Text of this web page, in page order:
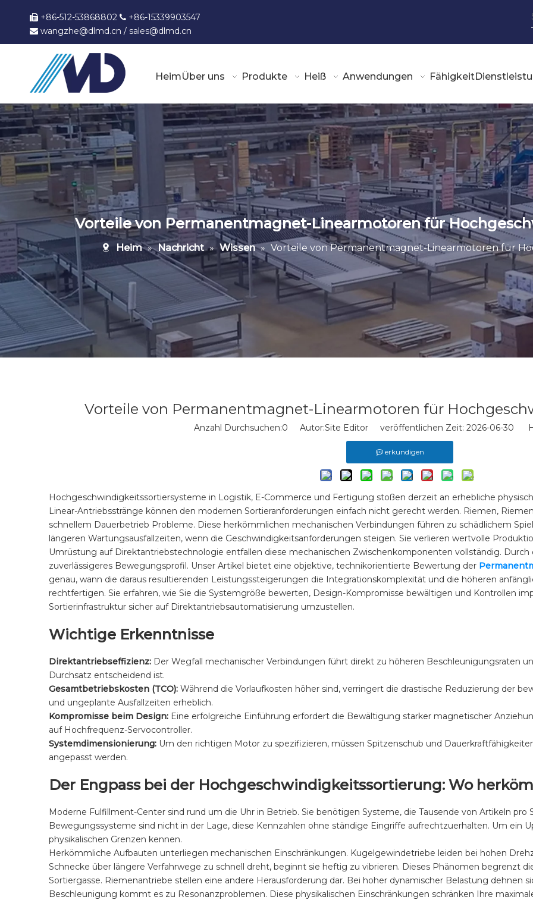
 +86-512-53868802  +86-15339903547
 wangzhe@dlmd.cn / sales@dlmd.cn
HeimÜber uns Produkte Heiß Anwendungen Fähigkeit
Vorteile von Permanentmagnet-Linearmotoren für
Heim » Nachricht » Wissen » Vorteile von Permanentmagnet-Linearmotoren für
Vorteile von Permanentmagnet-Linearmotoren für
Anzahl Durchsuchen:0 Autor:Site Editor veröffentlichen Zeit: 2026-06-30
erkundigen
Hochgeschwindigkeitssortiersysteme in Logistik, E-Commerce und Fertigung stoßen derzeit an erhebliche
Linear-Antriebsstränge können den modernen Sortieranforderungen einfach nicht gerecht werden. Riemen,
schnellem Dauerbetrieb Probleme. Diese herkömmlichen mechanischen Verbindungen führen zu schädlichem
längeren Wartungsausfallzeiten, wenn die Geschwindigkeitsanforderungen steigen. Sie verlieren wertvolle
Umrüstung auf Direktantriebstechnologie entfallen diese mechanischen Zwischenkomponenten vollständig.
zuverlässigeres Bewegungsprofil. Unser Artikel bietet eine objektive, technikorientierte Bewertung der
genau, wann die daraus resultierenden Leistungssteigerungen die Integrationskomplexität und die höheren
rechtfertigen. Sie erfahren, wie Sie die Systemgröße bewerten, Design-Kompromisse bewältigen und Kontrollen
Sortierinfrastruktur sicher auf Direktantriebsautomatisierung umzustellen.
Wichtige Erkenntnisse
Direktantriebseffizienz: Der Wegfall mechanischer Verbindungen führt direkt zu höheren Beschleunigungsraten
Durchsatz entscheidend ist.
Gesamtbetriebskosten (TCO): Während die Vorlaufkosten höher sind, verringert die drastische Reduzierung der
und ungeplante Ausfallzeiten erheblich.
Kompromisse beim Design: Eine erfolgreiche Einführung erfordert die Bewältigung starker magnetischer
auf Hochfrequenz-Servocontroller.
Systemdimensionierung: Um den richtigen Motor zu spezifizieren, müssen Spitzenschub und
angepasst werden.
Der Engpass bei der Hochgeschwindigkeitssortierung: Wo
Moderne Fulfillment-Center sind rund um die Uhr in Betrieb. Sie benötigen Systeme, die Tausende von Artikeln
Bewegungssysteme sind nicht in der Lage, diese Kennzahlen ohne ständige Eingriffe aufrechtzuerhalten. Um ein
physikalischen Grenzen kennen.
Herkömmliche Aufbauten unterliegen mechanischen Einschränkungen. Kugelgewindetriebe leiden bei hohen
Schnecke über längere Verfahrwege zu schnell dreht, beginnt sie heftig zu vibrieren. Dieses Phänomen begrenzt
Sortiergasse. Riemenantriebe stellen eine andere Herausforderung dar. Bei hoher dynamischer Belastung dehnen
Beschleunigung kommt es zu Resonanzproblemen. Diese physikalischen Einschränkungen schränken Ihre